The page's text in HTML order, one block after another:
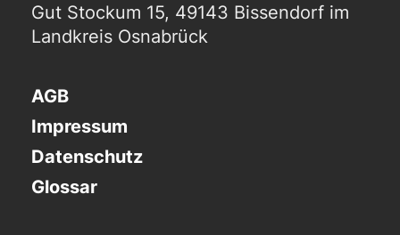
Gut Stockum 15, 49143 Bissendorf im
Landkreis Osnabrück
AGB
Impressum
Datenschutz
Glossar